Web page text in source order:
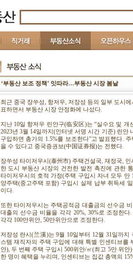
‘부동산 보조 정책’ 잇따라…부동산 시장 봄날
최근 중국 장쑤성, 항저우, 저장성 등의 일부 도시
표하면서 부동산 시장 안정화에 나섰다.
지난 10일 항저우 린안구(临安区)는 “실수요 및 개
2023년 3월 14일까지(인터넷 서명 시간 기준) 린
구입하면 총가의 1.5%를 보조한다”고 발표했다.
을 수 있다고 중국증권보(中国证券报)는 전했다.
장쑤성 타이저우시(泰州市) 주택건설국, 재정국,
한 도시 부동산 시장의 건전한 발전 촉진에 관한
타이저우시의 호적 가정(주택 구입시 자녀 모두
양주택(중고주택 포함) 구입시 실제 납부 취득세
이다.
또한 타이저우시는 주택공적금 대출금의 선수금
대출의 선수금 비율을 각각 20%, 30%로 조정한
각각 100만위안, 50만위안으로 조정한다.
저장성 란시(兰溪)는 9월 10일부터 12월 31일까
스템 재직자의 주택 구입에 대해 특별 인센티브를
안), 두 번째 주택 구입시 500위안/㎡(최고 5만 위
한 명이 혜택을 누리며, 인센티브는 집값 총액의